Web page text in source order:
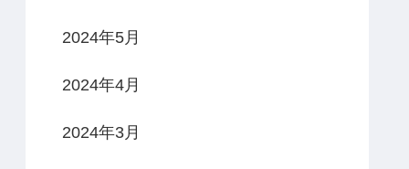
2024年5月
2024年4月
2024年3月